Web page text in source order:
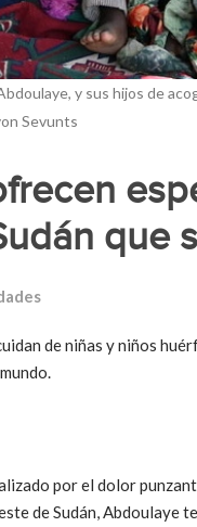
y sus hijos de
Sevunts
que
de niñas y niños
por el dolor
de Sudán,